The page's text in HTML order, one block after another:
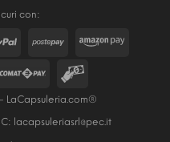
con:
LaCapsuleria.com®
lacapsuleriasrl@pec.it